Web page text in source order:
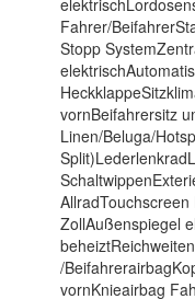
Fahrer/
Stopp
vornBeifahrersitz
Linen/Beluga/
ZollAußenspiegel
/
vornKnieairbag